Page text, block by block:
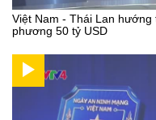
Việt Nam - Thái Lan
phương 50 tỷ USD